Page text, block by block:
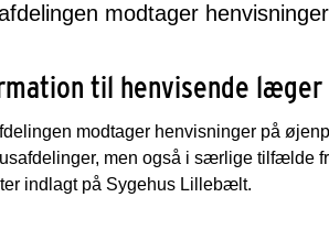
modtager
til henvisende læger
modtager henvisninger på
men også i særlige tilfælde
indlagt på Sygehus Lillebælt.